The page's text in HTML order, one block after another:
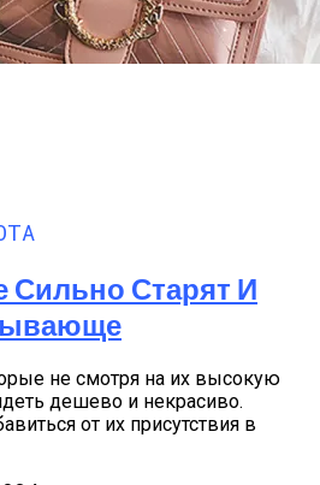
Старят И
не смотря на их высокую
дешево и некрасиво.
от их присутствия в